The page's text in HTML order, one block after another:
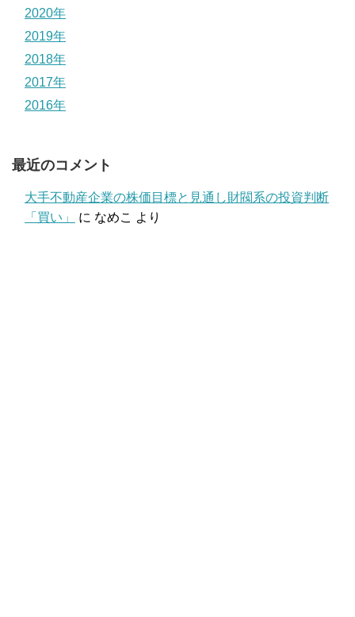
2020年
2019年
2018年
2017年
2016年
最近のコメント
大手不動産企業の株価目標と見通し財閥系の投資判断
「買い」
に なめこ より